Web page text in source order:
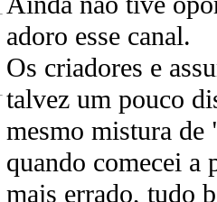
adoro esse canal.
Os criadores e
talvez um pouco
mesmo mistura de
quando comecei a
mais errado, tudo